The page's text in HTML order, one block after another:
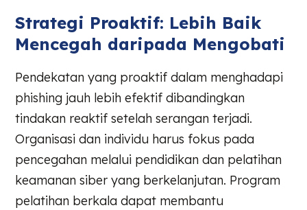
Strategi Proaktif: Lebih Baik
Mencegah daripada Mengobati
Pendekatan yang proaktif dalam menghadapi
phishing jauh lebih efektif dibandingkan
tindakan reaktif setelah serangan terjadi.
Organisasi dan individu harus fokus pada
pencegahan melalui pendidikan dan pelatihan
keamanan siber yang berkelanjutan. Program
pelatihan berkala dapat membantu